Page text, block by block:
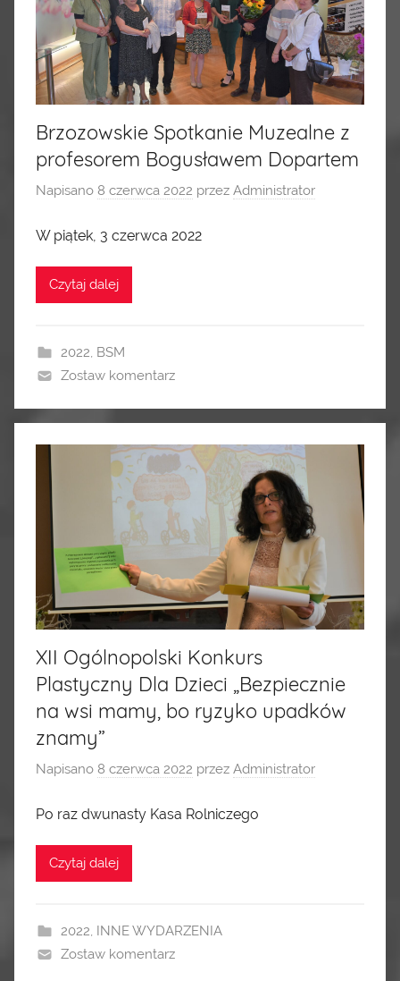
Brzozowskie Spotkanie Muzealne z
profesorem Bogusławem Dopartem
Napisano 8 czerwca 2022 przez Administrator
W piątek, 3 czerwca 2022
Czytaj dalej
2022, BSM
Zostaw komentarz
XII Ogólnopolski Konkurs
Plastyczny Dla Dzieci „Bezpiecznie
na wsi mamy, bo ryzyko upadków
znamy”
Napisano 8 czerwca 2022 przez Administrator
Po raz dwunasty Kasa Rolniczego
Czytaj dalej
2022, INNE WYDARZENIA
Zostaw komentarz